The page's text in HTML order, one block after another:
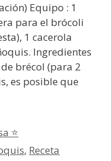
Equipo : 1
para el brócoli
1 cacerola
Ingredientes
brécol (para 2
es posible que
⭐
, Receta